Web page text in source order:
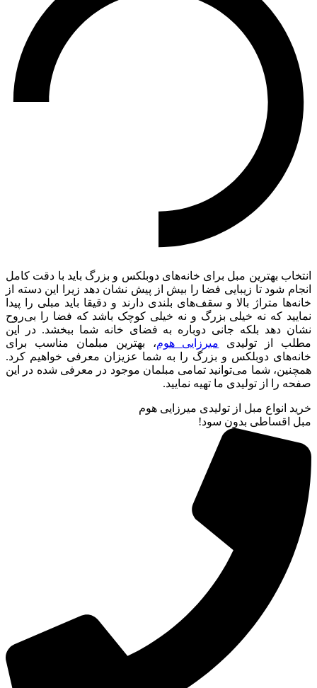
انتخاب بهترین مبل برای خانه‌های دوبلکس و بزرگ باید با دقت کامل
انجام شود تا زیبایی فضا را بیش از پیش نشان دهد زیرا این دسته از
خانه‌ها متراژ بالا و سقف‌های بلندی دارند و دقیقا باید مبلی را پیدا
نمایید که نه خیلی بزرگ و نه خیلی کوچک باشد که فضا را بی‌روح
نشان دهد بلکه جانی دوباره به فضای خانه شما ببخشد. در این
مطلب از تولیدی میرزایی هوم، بهترین مبلمان مناسب برای
خانه‌های دوبلکس و بزرگ را به شما عزیزان معرفی خواهیم کرد.
همچنین، شما می‌توانید تمامی مبلمان موجود در معرفی شده در این
صفحه را از تولیدی ما تهیه نمایید.
خرید انواع مبل از تولیدی میرزایی هوم
مبل اقساطی بدون سود!